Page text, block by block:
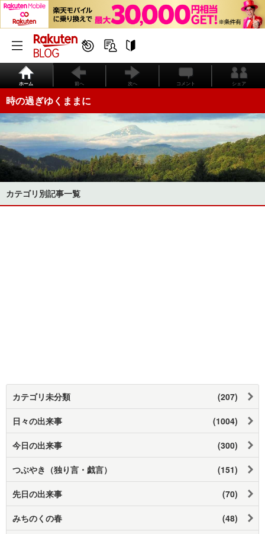
ホーム 前へ 次へ コメント シェア
時の過ぎゆくままに
カテゴリ別記事一覧
カテゴリ未分類 (207)
日々の出来事 (1004)
今日の出来事 (300)
つぶやき（独り言・戯言） (151)
先日の出来事 (70)
みちのくの春 (48)